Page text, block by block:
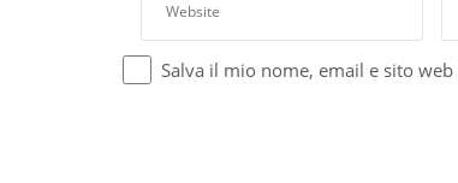
Salva il mio nome, email e sito